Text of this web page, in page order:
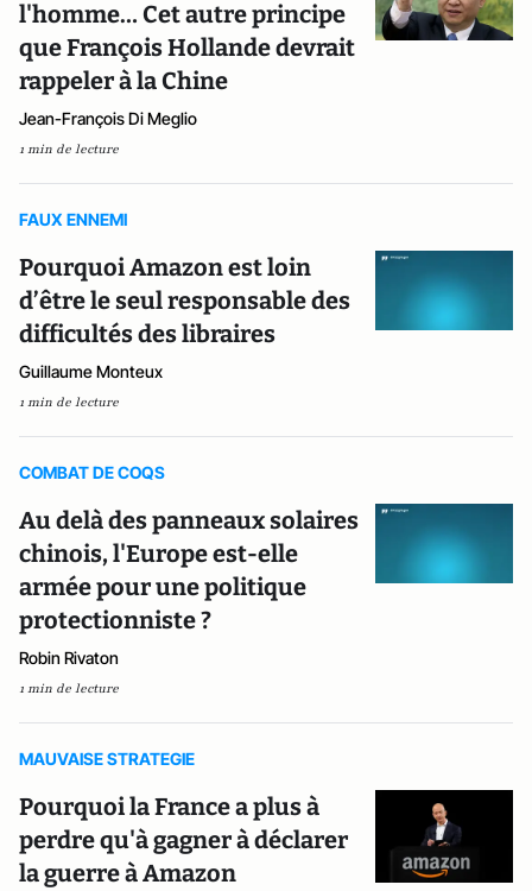
l'homme… Cet autre principe
que François Hollande devrait
rappeler à la Chine
Jean-François Di Meglio
1 min de lecture
FAUX ENNEMI
Pourquoi Amazon est loin
d’être le seul responsable des
difficultés des libraires
Guillaume Monteux
1 min de lecture
COMBAT DE COQS
Au delà des panneaux solaires
chinois, l'Europe est-elle
armée pour une politique
protectionniste ?
Robin Rivaton
1 min de lecture
MAUVAISE STRATEGIE
Pourquoi la France a plus à
perdre qu'à gagner à déclarer
la guerre à Amazon